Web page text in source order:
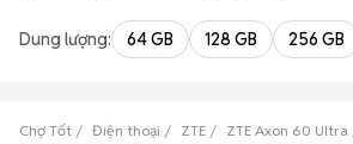
Dung lượng: 64 GB 128 GB 256 GB
Chợ Tốt Điện thoại ZTE ZTE Axon 60 Ultra